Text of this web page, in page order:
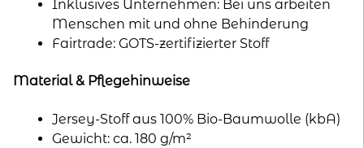
Inklusives Unternehmen: Bei uns arbeiten
Menschen mit und ohne Behinderung
Fairtrade: GOTS-zertifizierter Stoff
Material & Pflegehinweise
Jersey-Stoff aus 100% Bio-Baumwolle (kbA)
Gewicht: ca. 180 g/m²